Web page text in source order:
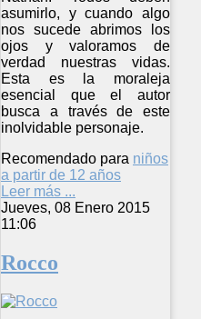
asumirlo, y cuando algo
nos sucede abrimos los
ojos y valoramos de
verdad nuestras vidas.
Esta es la moraleja
esencial que el autor
busca a través de este
inolvidable personaje.
Recomendado para niños
a partir de 12 años
Leer más ...
Jueves, 08 Enero 2015
11:06
Rocco